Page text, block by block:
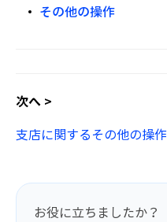
その他の操作
次へ >
支店に関するその他の操作
お役に立ちましたか？